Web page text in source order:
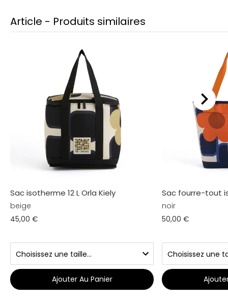
Article - Produits similaires
Sac isotherme 12 L Orla Kiely
beige
45,00 €
Ajouter Au Panier
Sac fourre-tout
noir
50,00 €